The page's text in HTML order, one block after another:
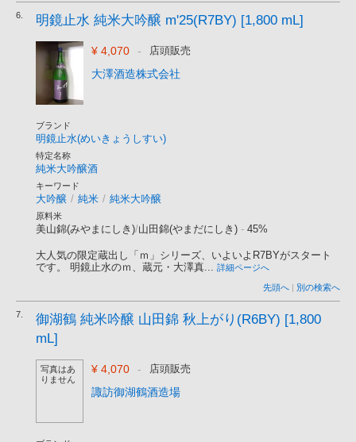
6. 明鏡止水 純米大吟醸 m'25(R7BY) [1,800 mL]
¥ 4,070 - 店頭販売
大澤酒造株式会社
ブランド
明鏡止水(めいきょうしすい)
特定名称
純米大吟醸酒
キーワード
大吟醸 / 純米 / 純米大吟醸
原料米
美山錦(みやまにしき)/山田錦(やまだにしき) - 45%
大人気の限定蔵出し「ｍ」シリーズ、いよいよR7BYがスタート
です。 明鏡止水のｍ、蔵元・大澤真... 詳細ページへ
先頭へ | 別の検索へ
7.
御湖鶴 純米吟醸 山田錦 秋上がり(R6BY) [1,800
mL]
写真はあ
りません
¥ 4,070 - 店頭販売
諏訪御湖鶴酒造場